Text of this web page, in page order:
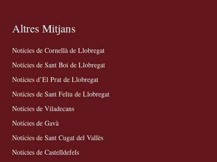
Altres Mitjans
Notícies de Cornellà de Llobregat
Notícies de Sant Boi de Llobregat
Notícies d’El Prat de Llobregat
Notícies de Sant Feliu de Llobregat
Notícies de Viladecans
Notícies de Gavà
Notícies de Sant Cugat del Vallès
Notícies de Castelldefels